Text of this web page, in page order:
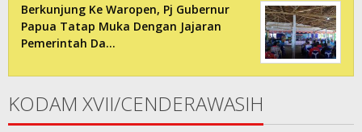
Berkunjung Ke Waropen, Pj Gubernur
Papua Tatap Muka Dengan Jajaran
Pemerintah Da…
KODAM XVII/CENDERAWASIH